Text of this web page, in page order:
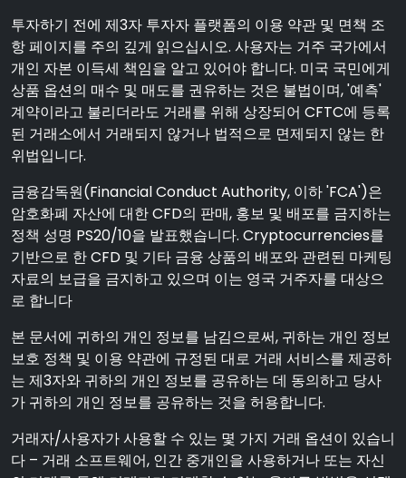
투자하기 전에 제3자 투자자 플랫폼의 이용 약관 및 면책 조
항 페이지를 주의 깊게 읽으십시오. 사용자는 거주 국가에서
개인 자본 이득세 책임을 알고 있어야 합니다. 미국 국민에게
상품 옵션의 매수 및 매도를 권유하는 것은 불법이며, '예측'
계약이라고 불리더라도 거래를 위해 상장되어 CFTC에 등록
된 거래소에서 거래되지 않거나 법적으로 면제되지 않는 한
위법입니다.
금융감독원(Financial Conduct Authority, 이하 'FCA')은
암호화폐 자산에 대한 CFD의 판매, 홍보 및 배포를 금지하는
정책 성명 PS20/10을 발표했습니다. Cryptocurrencies를
기반으로 한 CFD 및 기타 금융 상품의 배포와 관련된 마케팅
자료의 보급을 금지하고 있으며 이는 영국 거주자를 대상으
로 합니다
본 문서에 귀하의 개인 정보를 남김으로써, 귀하는 개인 정보
보호 정책 및 이용 약관에 규정된 대로 거래 서비스를 제공하
는 제3자와 귀하의 개인 정보를 공유하는 데 동의하고 당사
가 귀하의 개인 정보를 공유하는 것을 허용합니다.
거래자/사용자가 사용할 수 있는 몇 가지 거래 옵션이 있습니
다 – 거래 소프트웨어, 인간 중개인을 사용하거나 또는 자신